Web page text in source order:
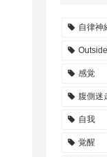
自律神
感覚
腹側迷
自我
覚醒